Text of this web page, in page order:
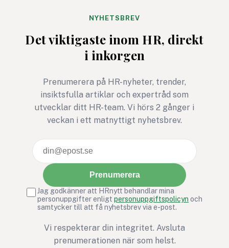
NYHETSBREV
Det viktigaste inom HR, direkt
i inkorgen
Prenumerera på HR-nyheter, trender,
insiktsfulla artiklar och expertråd som
utvecklar ditt HR-team. Vi hörs 2 gånger i
veckan i ett matnyttigt nyhetsbrev.
Prenumerera
Jag godkänner att HRnytt behandlar mina
personuppgifter enligt personuppgiftspolicyn och
samtycker till att få nyhetsbrev via e-post.
Vi respekterar din integritet. Avsluta
prenumerationen när som helst.